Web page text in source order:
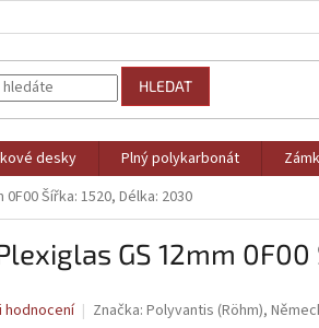
HLEDAT
desky Plný polykarbonát
Šířka: 1520, Délka: 2030
GS 12mm 0F00
Značka: Polyvantis (Röhm),